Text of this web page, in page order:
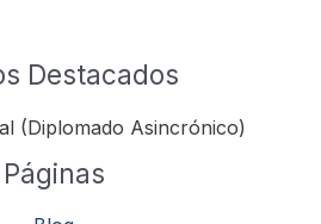
Destacados
(Diplomado Asincrónico)
Páginas